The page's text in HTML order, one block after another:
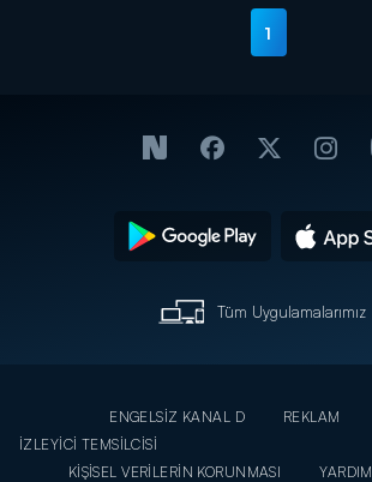
1
Tüm Uygulamalarımız
ENGELSİZ KANAL D REKLAM
İZLEYİCİ TEMSİLCİSİ
KİŞİSEL VERİLERİN KORUNMASI
YARDIM